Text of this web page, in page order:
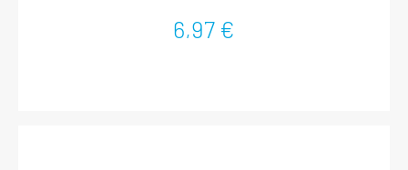
6,97 €